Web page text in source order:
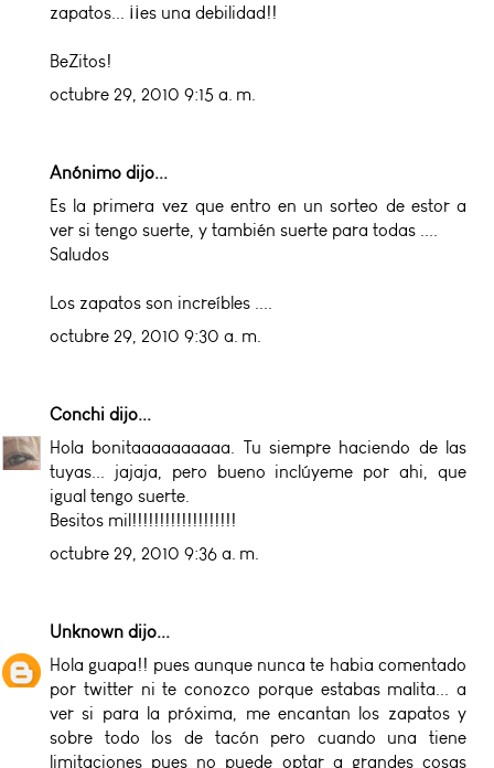
zapatos... ¡¡es una debilidad!!
BeZitos!
octubre 29, 2010 9:15 a. m.
Anónimo dijo...
Es la primera vez que entro en un sorteo de estor a
ver si tengo suerte, y también suerte para todas ....
Saludos
Los zapatos son increíbles ....
octubre 29, 2010 9:30 a. m.
Conchi dijo...
Hola bonitaaaaaaaaaa. Tu siempre haciendo de las
tuyas... jajaja, pero bueno inclúyeme por ahi, que
igual tengo suerte.
Besitos mil!!!!!!!!!!!!!!!!!!!
octubre 29, 2010 9:36 a. m.
Unknown dijo...
Hola guapa!! pues aunque nunca te habia comentado
por twitter ni te conozco porque estabas malita... a
ver si para la próxima, me encantan los zapatos y
sobre todo los de tacón pero cuando una tiene
limitaciones pues no puede optar a grandes cosas